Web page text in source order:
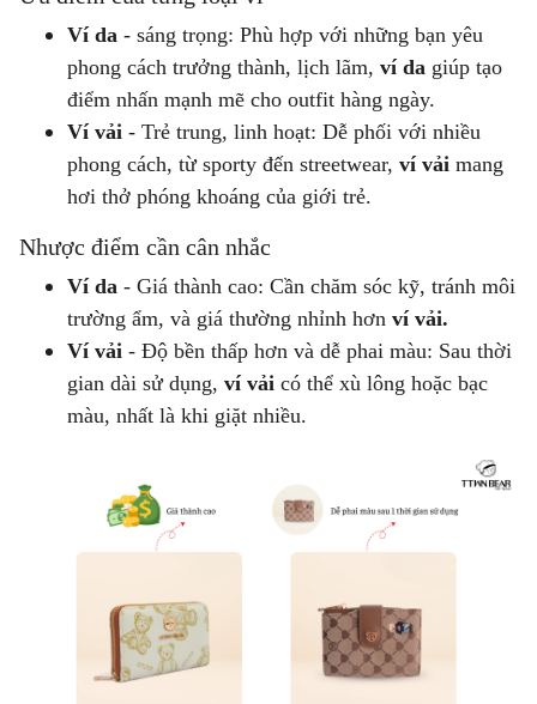
Ví da - sáng trọng: Phù hợp với những bạn yêu
phong cách trưởng thành, lịch lãm, ví da giúp tạo
điểm nhấn mạnh mẽ cho outfit hàng ngày.
Ví vải - Trẻ trung, linh hoạt: Dễ phối với nhiều
phong cách, từ sporty đến streetwear, ví vải mang
hơi thở phóng khoáng của giới trẻ.
Nhược điểm cần cân nhắc
Ví da - Giá thành cao: Cần chăm sóc kỹ, tránh môi
trường ẩm, và giá thường nhỉnh hơn ví vải.
Ví vải - Độ bền thấp hơn và dễ phai màu: Sau thời
gian dài sử dụng, ví vải có thể xù lông hoặc bạc
màu, nhất là khi giặt nhiều.